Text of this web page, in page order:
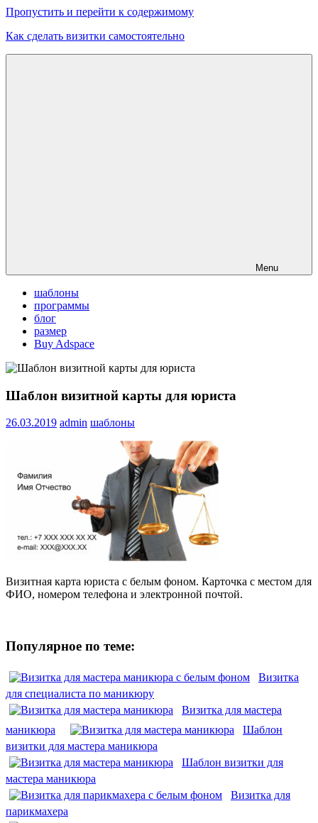
Пропустить и перейти к содержимому
Как сделать визитки самостоятельно
Menu
шаблоны
программы
блог
размер
Buy Adspace
Шаблон визитной карты для юриста
26.03.2019 admin шаблоны
Визитная карта юриста с белым фоном. Карточка с местом для
ФИО, номером телефона и электронной почтой.
Популярное по теме:
Визитка
для специалиста по маникюру
Визитка для мастера
маникюра
Шаблон
визитки для мастера маникюра
Шаблон визитки для
мастера маникюра
Визитка для
парикмахера